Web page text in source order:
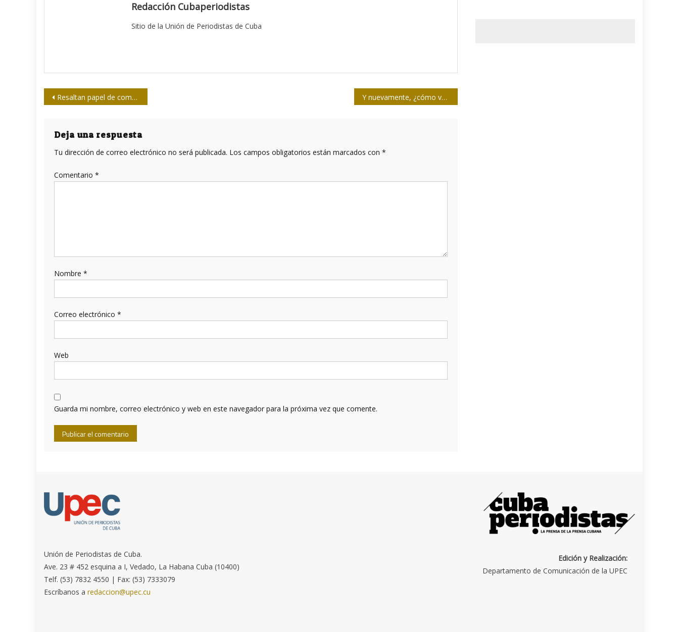
Redacción Cubaperiodistas
Sitio de la Unión de Periodistas de Cuba
Navegación
entradas
Resaltan papel de comunicadores venezolanos ante guerra mediática Y nuevamente, ¿cómo va Cuba?
Deja una respuesta
Tu dirección de correo electrónico no será publicada. Los campos obligatorios están marcados con *
Comentario *
Nombre *
Correo electrónico *
Web
Guarda mi nombre, correo electrónico y web en este navegador para la próxima vez que comente.
Unión de Periodistas de Cuba.
Ave. 23 # 452 esquina a I, Vedado, La Habana Cuba (10400)
Telf. (53) 7832 4550 | Fax: (53) 7333079
Escríbanos aredaccion@upec.cu
Edición y Realización:
Departamento de Comunicación de la UPEC